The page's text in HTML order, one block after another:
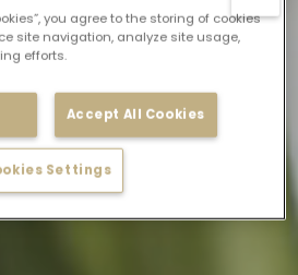
you agree to the storing of cookies
site navigation, analyze site usage,
efforts.
Accept All Cookies
Settings